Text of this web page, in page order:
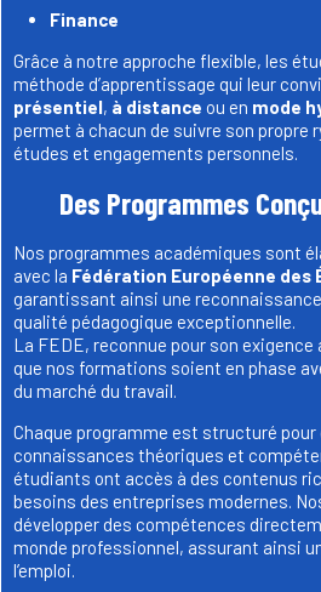
Finance
Grâce à notre approche flexible, les
méthode d’apprentissage qui leur
présentiel, à distance ou en mode
permet à chacun de suivre son propre
études et engagements personnels.
Des Programmes
Nos programmes académiques sont
avec la Fédération Européenne des
garantissant ainsi une
qualité pédagogique exceptionnelle.
La FEDE, reconnue pour son exigence
que nos formations soient en phase
du marché du travail.
Chaque programme est structuré
connaissances théoriques et
étudiants ont accès à des contenus
besoins des entreprises modernes.
développer des compétences
monde professionnel, assurant ainsi
l’emploi.